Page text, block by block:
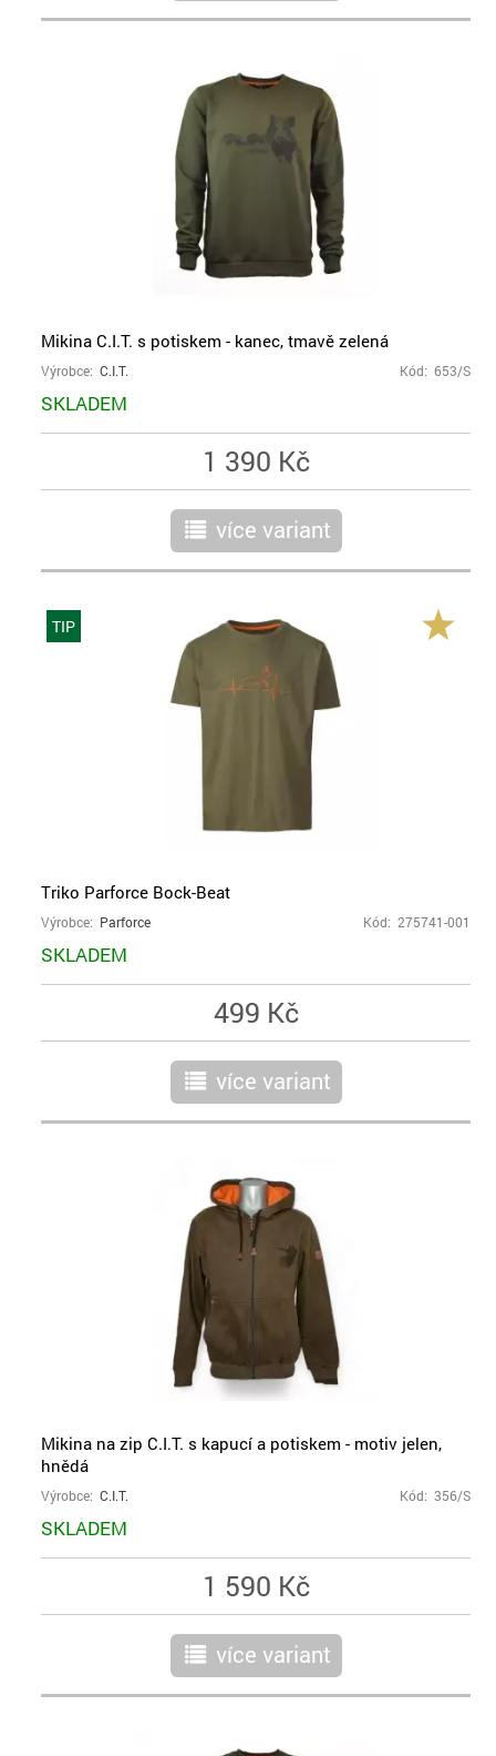
Mikina C.I.T. s potiskem - kanec, tmavě zelená
Výrobce: C.I.T. Kód: 653/S
SKLADEM
1 390 Kč
r více variant
TIP
Triko Parforce Bock-Beat
Výrobce: Parforce Kód: 275741-001
SKLADEM
499 Kč
r více variant
Mikina na zip C.I.T. s kapucí a potiskem - motiv jelen,
hnědá
Výrobce: C.I.T. Kód: 356/S
SKLADEM
1 590 Kč
r více variant